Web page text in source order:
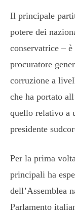
Il principale
potere dei
conservatrice –
procuratore
corruzione a
che ha portato
quello relativo a
presidente
Per la prima
principali ha
dell’Assemblea
Parlamento